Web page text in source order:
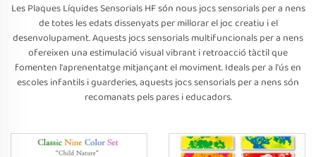
Les Plaques Líquides Sensorials HF són nous jocs sensorials per a nens
de totes les edats dissenyats per millorar el joc creatiu i el
desenvolupament. Aquests jocs sensorials multifuncionals per a nens
ofereixen una estimulació visual vibrant i retroacció tàctil que
fomenten l'aprenentatge mitjançant el moviment. Ideals per a l'ús en
escoles infantils i guarderies, aquests jocs sensorials per a nens són
recomanats pels pares i educadors.